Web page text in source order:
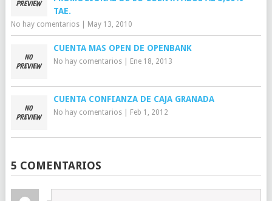
TAE.
No hay comentarios| May 13, 2010
CUENTA MAS OPEN DE OPENBANK
No hay comentarios| Ene 18, 2013
CUENTA CONFIANZA DE CAJA GRANADA
No hay comentarios| Feb 1, 2012
5 COMENTARIOS